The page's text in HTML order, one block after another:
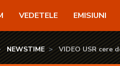
președintelui. Liderii politici
VEDETELE EMISIUNI
NEWSTIME VIDEO USR cere